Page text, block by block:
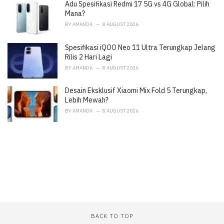
Adu Spesifikasi Redmi 17 5G vs 4G Global: Pilih
Mana?
BY AMANDA 8 AUGUST 2026
Spesifikasi iQOO Neo 11 Ultra Terungkap Jelang
Rilis 2 Hari Lagi
BY AMANDA 8 AUGUST 2026
Desain Eksklusif Xiaomi Mix Fold 5 Terungkap,
Lebih Mewah?
BY AMANDA 8 AUGUST 2026
BACK TO TOP